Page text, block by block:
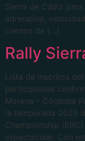
Sierra de Cádiz
adrenalina,
cientos de […]
Rally
Lista de inscritos
participantes
Morena – Córdoba
la temporada 2025
Championship
espectacular. Con